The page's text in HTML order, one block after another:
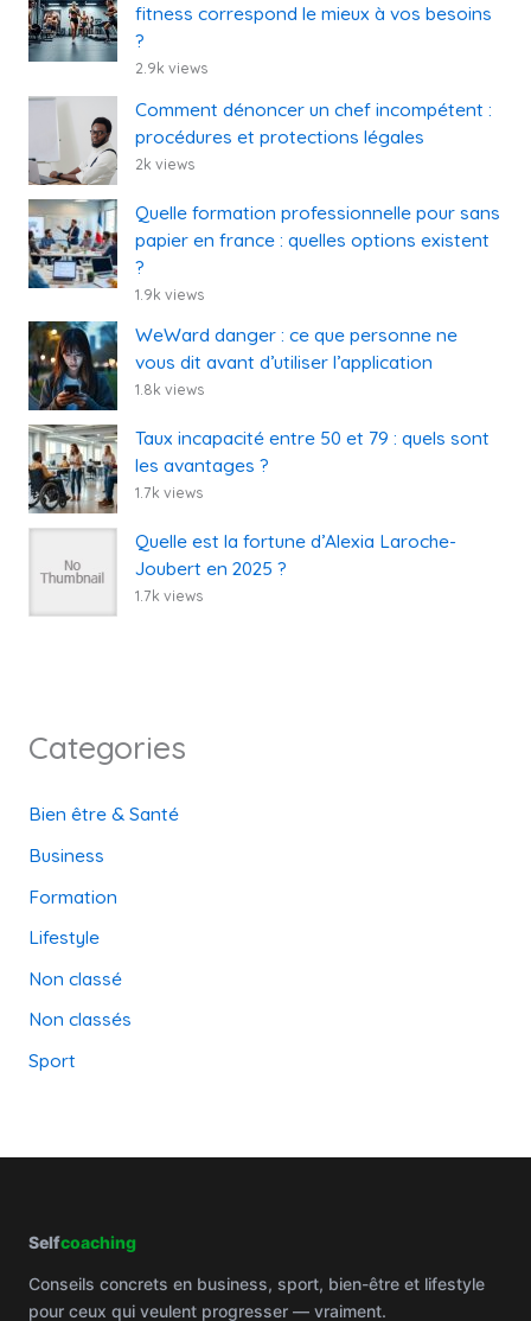
fitness correspond le mieux à vos besoins
?
2.9k views
Comment dénoncer un chef incompétent :
procédures et protections légales
2k views
Quelle formation professionnelle pour sans
papier en france : quelles options existent
?
1.9k views
WeWard danger : ce que personne ne
vous dit avant d’utiliser l’application
1.8k views
Taux incapacité entre 50 et 79 : quels sont
les avantages ?
1.7k views
Quelle est la fortune d’Alexia Laroche-
Joubert en 2025 ?
1.7k views
Categories
Bien être & Santé
Business
Formation
Lifestyle
Non classé
Non classés
Sport
Selfcoaching
Conseils concrets en business, sport, bien-être et lifestyle
pour ceux qui veulent progresser — vraiment.